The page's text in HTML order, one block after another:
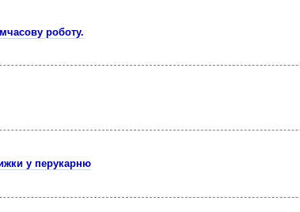
роботу.
у перукарню